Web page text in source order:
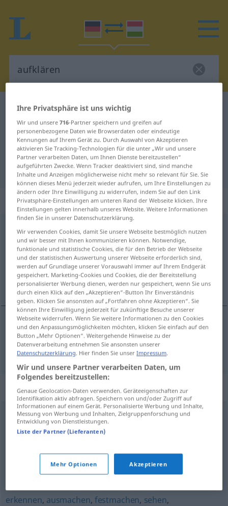
Deutsch-Ungarisch Wörterbuch
Deutsch-Ungarisch Übersetzung
für "aufklären"
"aufklären" Ungarisch Übersetzung
„aufklären“
aufklären
Übersicht aller Übersetzungen
(Für mehr Details die Übersetzung anklicken/antippen)
felvilágosít
felvilágosít aufklären jemanden
Synonyme für "aufklären"
(Missverständnis) ausräumen
aufdecken,auspacken (ugs.),enthüllen,entlarven
erkennen, ausmachen, festmachen, sehen,
Ihre Privatsphäre ist uns wichtig
Wir und unsere716-Partner speichern und greifen auf
personenbezogene Daten wie Browserdaten oder eindeutige
Kennungen auf Ihrem Gerät zu. Durch Auswahl von Akzeptieren
aktivieren Sie Tracking-Technologien für die unter „Wir und unsere
Partner verarbeiten Daten, um Ihnen Dienste bereitzustellen“
aufgeführten Zwecke. Wenn Tracker deaktiviert sind, sind manche
Inhalte und Anzeigen möglicherweise nicht mehr so relevant für Sie. Sie
können dieses Menü jederzeit wieder aufrufen, um Ihre Einstellungen zu
ändern oder Ihre Einwilligung zu widerrufen, indem Sie auf den Link
Privatsphäre-Einstellungen am unteren Rand der Webseite klicken. Ihre
Einstellungen gelten innerhalb unseres Website. Weitere Informationen
finden Sie in unserer Datenschutzerklärung.
Wir verwenden Cookies, damit Sie unsere Webseite bestmöglich nutzen
und wir besser mit Ihnen kommunizieren können. Notwendige,
funktionale und statistische Cookies, die für den Betrieb der Webseite
und der statistischen Auswertung unserer Webseite erforderlich sind,
werden auf Grundlage unserer Vorauswahl immer auf Ihrem Endgerät
gespeichert. Marketing-Cookies und Cookies, die der Bereitstellung
personalisierter Werbung dienen, werden nur gespeichert, wenn Sie uns
durch einen Klick auf den „Akzeptieren“-Button Ihr Einverständnis
geben. Klicken Sie ansonsten auf „Fortfahren ohne Akzeptieren“. Sie
können Ihre Einwilligung jederzeit für zukünftige Besuche unserer
Webseite widerrufen. Wenn Sie weitere Informationen zu den Cookies
und den Anpassungsmöglichkeiten möchten, klicken Sie einfach auf den
Button „Mehr Optionen“. Weitergehende Hinweise zu der
Datenverarbeitung entnehmen Sie ansonsten unserer
Datenschutzerklärung. Hier finden Sie unserImpressum.
Wir und unsere Partner verarbeiten Daten, um
Folgendes bereitzustellen:
Genaue Geolocation-Daten verwenden. Geräteeigenschaften zur
Identifikation aktiv abfragen. Speichern von und/oder Zugriff auf
Informationen auf einem Gerät. Personalisierte Werbung und Inhalte,
Messung von Werbung und Inhalten, Zielgruppenforschung und
Entwicklung von Dienstleistungen.
Liste der Partner (Lieferanten)
Mehr Optionen Akzeptieren